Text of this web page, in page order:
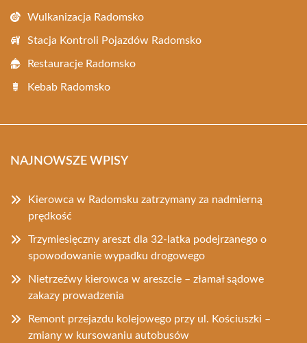
Wulkanizacja Radomsko
Stacja Kontroli Pojazdów Radomsko
Restauracje Radomsko
Kebab Radomsko
NAJNOWSZE WPISY
Kierowca w Radomsku zatrzymany za nadmierną
prędkość
Trzymiesięczny areszt dla 32-latka podejrzanego o
spowodowanie wypadku drogowego
Nietrzeźwy kierowca w areszcie – złamał sądowe
zakazy prowadzenia
Remont przejazdu kolejowego przy ul. Kościuszki –
zmiany w kursowaniu autobusów